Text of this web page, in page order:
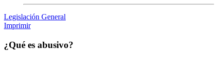
Legislación General
Imprimir
¿Qué es abusivo?